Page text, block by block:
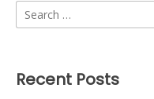
Search
for:
Recent Posts